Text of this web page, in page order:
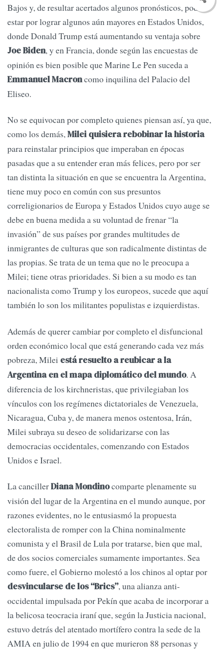
Bajos y, de resultar acertados algunos pronósticos, podría
estar por lograr algunos aún mayores en Estados Unidos,
donde Donald Trump está aumentando su ventaja sobre
Joe Biden, y en Francia, donde según las encuestas de
opinión es bien posible que Marine Le Pen suceda a
Emmanuel Macroncomo inquilina del Palacio del
Eliseo.
No se equivocan por completo quienes piensan así, ya que,
como los demás,Milei quisiera rebobinar la historia
para reinstalar principios que imperaban en épocas
pasadas que a su entender eran más felices, pero por ser
tan distinta la situación en que se encuentra la Argentina,
tiene muy poco en común con sus presuntos
correligionarios de Europa y Estados Unidos cuyo auge se
debe en buena medida a su voluntad de frenar “la
invasión” de sus países por grandes multitudes de
inmigrantes de culturas que son radicalmente distintas de
las propias. Se trata de un tema que no le preocupa a
Milei; tiene otras prioridades. Si bien a su modo es tan
nacionalista como Trump y los europeos, sucede que aquí
también lo son los militantes populistas e izquierdistas.
Además de querer cambiar por completo el disfuncional
orden económico local que está generando cada vez más
pobreza, Milei está resuelto a reubicar a la
Argentina en el mapa diplomático del mundo. A
diferencia de los kirchneristas, que privilegiaban los
vínculos con los regímenes dictatoriales de Venezuela,
Nicaragua, Cuba y, de manera menos ostentosa, Irán,
Milei subraya su deseo de solidarizarse con las
democracias occidentales, comenzando con Estados
Unidos e Israel.
La cancillerDiana Mondinocomparte plenamente su
visión del lugar de la Argentina en el mundo aunque, por
razones evidentes, no le entusiasmó la propuesta
electoralista de romper con la China nominalmente
comunista y el Brasil de Lula por tratarse, bien que mal,
de dos socios comerciales sumamente importantes. Sea
como fuere, el Gobierno molestó a los chinos al optar por
desvincularse de los “Brics”, una alianza anti-
occidental impulsada por Pekín que acaba de incorporar a
la belicosa teocracia iraní que, según la Justicia nacional,
estuvo detrás del atentado mortífero contra la sede de la
AMIA en julio de 1994 en que murieron 88 personas y